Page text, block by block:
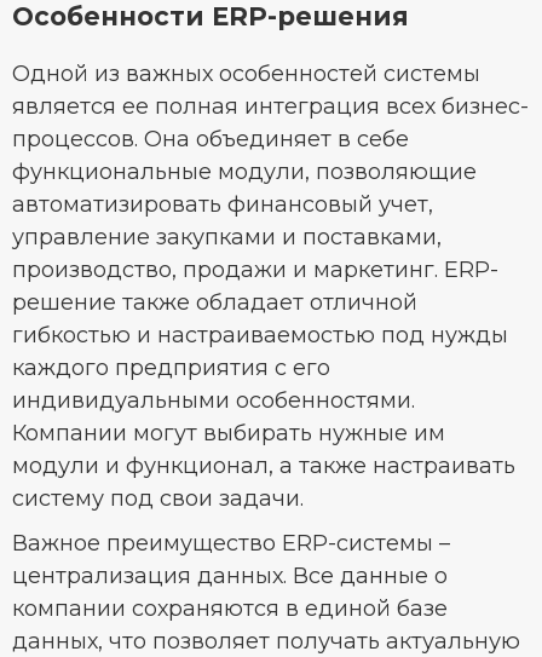
Особенности ERP-решения
Одной из важных особенностей системы
является ее полная интеграция всех бизнес-
процессов. Она объединяет в себе
функциональные модули, позволяющие
автоматизировать финансовый учет,
управление закупками и поставками,
производство, продажи и маркетинг. ERP-
решение также обладает отличной
гибкостью и настраиваемостью под нужды
каждого предприятия с его
индивидуальными особенностями.
Компании могут выбирать нужные им
модули и функционал, а также настраивать
систему под свои задачи.
Важное преимущество ERP-системы –
централизация данных. Все данные о
компании сохраняются в единой базе
данных, что позволяет получать актуальную